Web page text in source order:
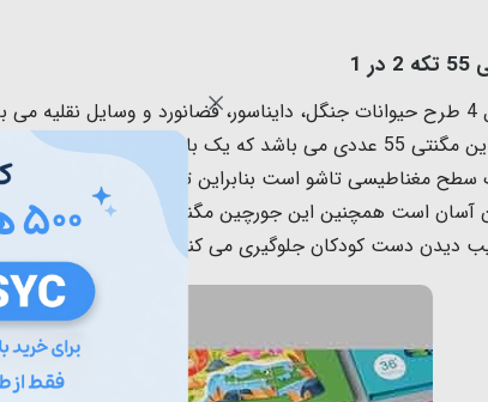
1
این محصول شامل 4 طرح حیوانات جنگل، دایناسور، فضانورد و
مغناطیسی تاشو است بنابراین تکه های پازل مگنتی
دیدن دست کودکان جلوگیری می کند.